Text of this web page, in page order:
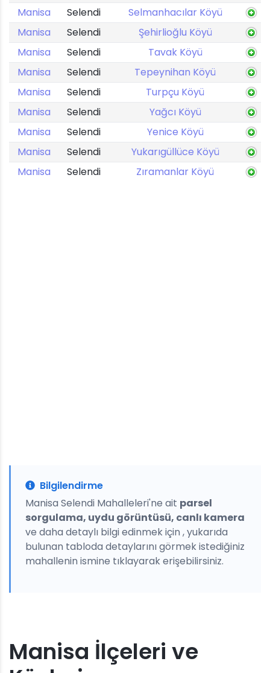
Manisa
Selendi
Selmanhacılar Köyü
Manisa
Selendi
Şehirlioğlu Köyü
Manisa
Selendi
Tavak Köyü
Manisa
Selendi
Tepeynihan Köyü
Manisa
Selendi
Turpçu Köyü
Manisa
Selendi
Yağcı Köyü
Manisa
Selendi
Yenice Köyü
Manisa
Selendi
Yukarıgüllüce Köyü
Manisa
Selendi Zıramanlar Köyü
Bilgilendirme
Manisa Selendi Mahalleleri'ne ait parsel
sorgulama, uydu görüntüsü, canlı kamera
ve daha detaylı bilgi edinmek için , yukarıda
bulunan tabloda detaylarını görmek istediğiniz
mahallenin ismine tıklayarak erişebilirsiniz.
Manisa İlçeleri ve